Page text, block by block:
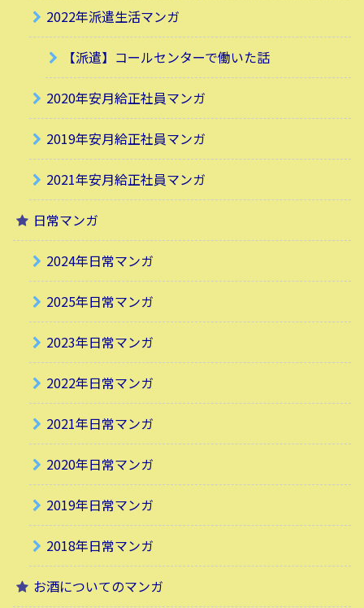
2022年派遣生活マンガ
【派遣】コールセンターで働いた話
2020年安月給正社員マンガ
2019年安月給正社員マンガ
2021年安月給正社員マンガ
日常マンガ
2024年日常マンガ
2025年日常マンガ
2023年日常マンガ
2022年日常マンガ
2021年日常マンガ
2020年日常マンガ
2019年日常マンガ
2018年日常マンガ
お酒についてのマンガ